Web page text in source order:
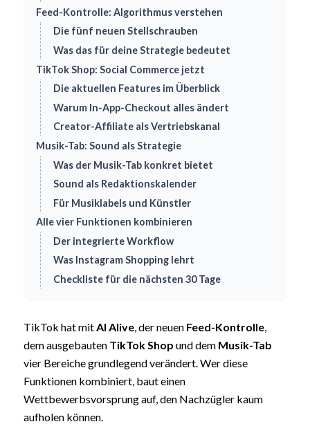
Feed-Kontrolle: Algorithmus verstehen
Die fünf neuen Stellschrauben
Was das für deine Strategie bedeutet
TikTok Shop: Social Commerce jetzt
Die aktuellen Features im Überblick
Warum In-App-Checkout alles ändert
Creator-Affiliate als Vertriebskanal
Musik-Tab: Sound als Strategie
Was der Musik-Tab konkret bietet
Sound als Redaktionskalender
Für Musiklabels und Künstler
Alle vier Funktionen kombinieren
Der integrierte Workflow
Was Instagram Shopping lehrt
Checkliste für die nächsten 30 Tage
TikTok hat mit AI Alive, der neuen Feed-Kontrolle,
dem ausgebauten TikTok Shop und dem Musik-Tab
vier Bereiche grundlegend verändert. Wer diese
Funktionen kombiniert, baut einen
Wettbewerbsvorsprung auf, den Nachzügler kaum
aufholen können.